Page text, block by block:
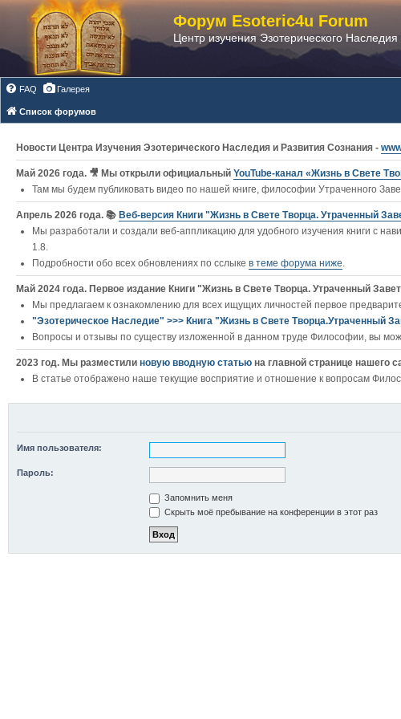
Форум Esoteric4u Forum
Центр изучения Эзотерического
FAQ Галерея
Список форумов
Новости Центра Изучения Эзотерического Наследия и Развития Сознания -
Май 2026 года. 🎥 Мы открыли официальный YouTube‑канал «Жизнь в Свете
Там мы будем публиковать видео по нашей книге, философии Утраченного
Апрель 2026 года. 📚 Веб-версия Книги "Жизнь в Свете Творца. Утраченный
Мы разработали и создали веб-аппликацию для удобного изучения книги c
1.8.
Подробности обо всех обновлениях по сслыке в теме форума ниже.
Май 2024 года. Первое издание Книги "Жизнь в Свете Творца. Утраченный
Мы предлагаем к ознакомлению для всех ищущих личностей первое
"Эзотерическое Наследие" >>> Книга "Жизнь в Свете Творца.Утраченный
Вопросы и отзывы по существу изложенной в данном труде Философии, вы
2023 год. Мы разместили новую вводную статью на главной странице нашего
В статье отображено наше текущие восприятие и отношение к вопросам
Имя пользователя:
Пароль:
Запомнить меня
Скрыть моё пребывание на конференции в этот раз